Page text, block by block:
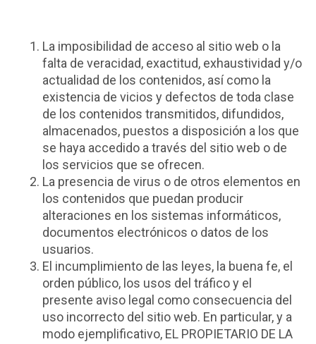
La imposibilidad de acceso al sitio web o la
falta de veracidad, exactitud, exhaustividad y/o
actualidad de los contenidos, así como la
existencia de vicios y defectos de toda clase
de los contenidos transmitidos, difundidos,
almacenados, puestos a disposición a los que
se haya accedido a través del sitio web o de
los servicios que se ofrecen.
La presencia de virus o de otros elementos en
los contenidos que puedan producir
alteraciones en los sistemas informáticos,
documentos electrónicos o datos de los
usuarios.
El incumplimiento de las leyes, la buena fe, el
orden público, los usos del tráfico y el
presente aviso legal como consecuencia del
uso incorrecto del sitio web. En particular, y a
modo ejemplificativo, EL PROPIETARIO DE LA